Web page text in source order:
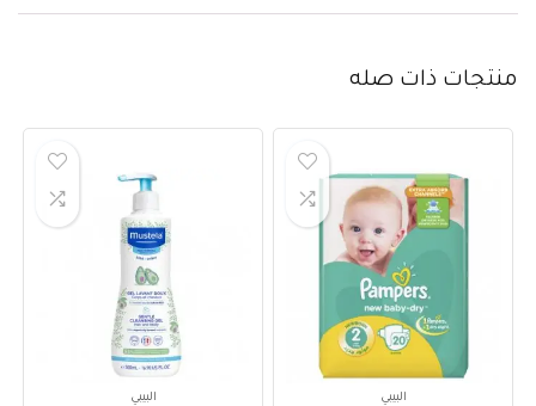
منتجات ذات صله
البيبي البيبي